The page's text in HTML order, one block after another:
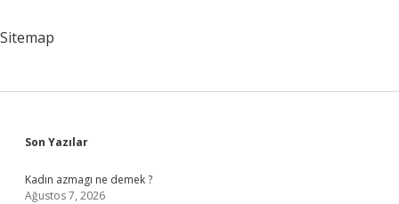
Sitemap
Sidebar
Son Yazılar
Kadın azmagı ne demek ?
Ağustos 7, 2026